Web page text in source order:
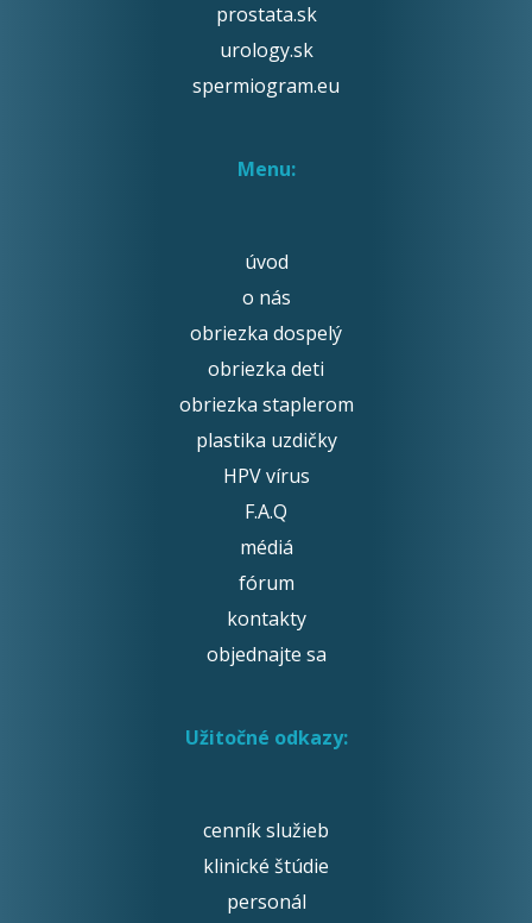
prostata.sk
urology.sk
spermiogram.eu
Menu:
úvod
o nás
obriezka dospelý
obriezka deti
obriezka staplerom
plastika uzdičky
HPV vírus
F.A.Q
médiá
fórum
kontakty
objednajte sa
Užitočné odkazy:
cenník služieb
klinické štúdie
personál